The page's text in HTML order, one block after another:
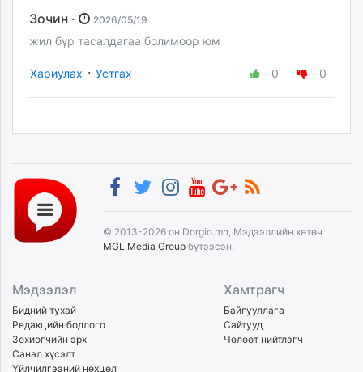
Зочин · 2026/05/19
жил бүр тасалдагаа болимоор юм
Хариулах · Устгах - 0 - 0
© 2013-2026 он Dorgio.mn, Мэдээллийн хөтөч
MGL Media Group бүтээсэн.
Мэдээлэл
Бидний тухай
Редакцийн бодлого
Зохиогчийн эрх
Санал хүсэлт
Үйлчилгээний нөхцөл
Хамтрагч
Байгууллага
Сайтууд
Чөлөөт нийтлэгч